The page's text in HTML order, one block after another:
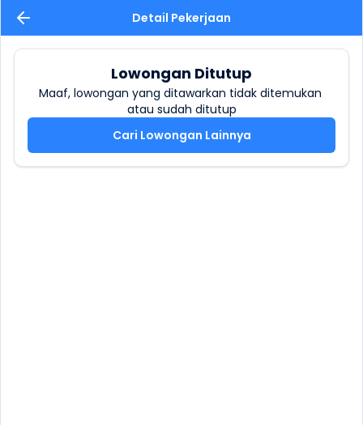
Detail Pekerjaan
Lowongan Ditutup
Maaf, lowongan yang ditawarkan tidak ditemukan
atau sudah ditutup
Cari Lowongan Lainnya